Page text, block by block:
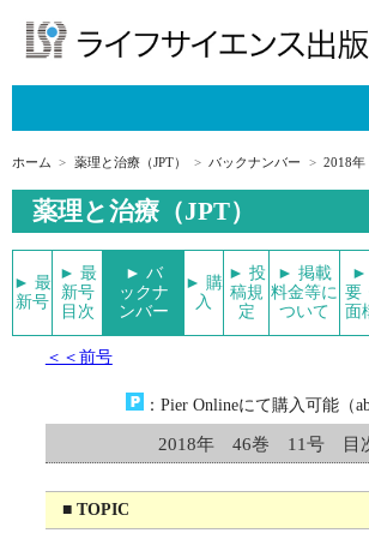
ホーム 薬理と治療（JPT） バックナンバー 2018
薬理と治療（JPT）
► 最
新号
► 最
新号
目次
► バ
ックナ
ンバー
► 購
入
► 投
稿規
定
► 掲載
料金等に
ついて
►
要
面
＜＜前号
：Pier Onlineにて購入可能（
2018年 46巻 11号 目
■ TOPIC